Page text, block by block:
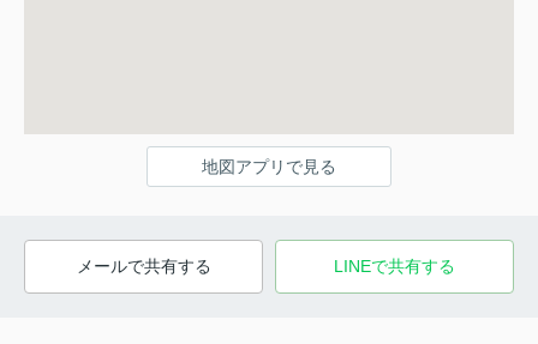
地図アプリで見る
メールで共有する LINEで共有する